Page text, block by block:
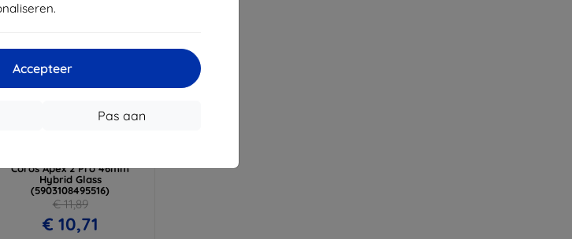
Accepteer
Pas aan
EXTRA10
Coros Apex 2 Pro 46mm
Hybrid Glass
(5903108495516)
€ 11,89
€ 10,71